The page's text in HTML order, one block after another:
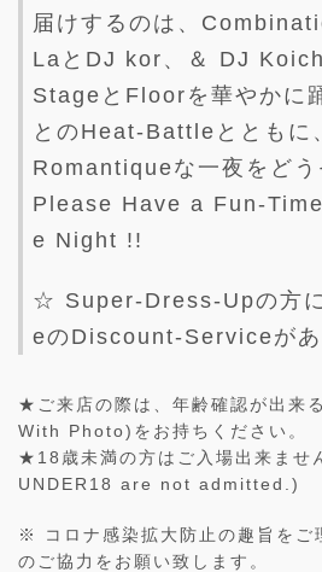
届けするのは、
LaとDJ kor、＆ DJ
StageとFloorを華やかに
とのHeat-Battleととも
Romantiqueな一夜をど
Please Have a Fun-
e Night !!
☆ Super-Dress-Upの方
eのDiscount-Serviceがあ
★ご来店の際は、年齢確認が出来
With Photo)をお持ちください。
★18歳未満の方はご入場出来ま
UNDER18 are not admitted.)
※ コロナ感染拡大防止の趣旨をご
のご協力をお願い致します。